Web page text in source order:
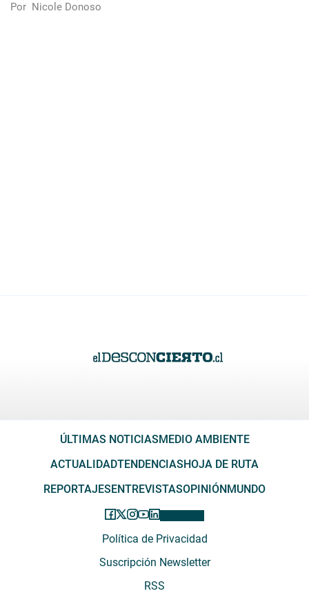
Por Nicole Donoso
ÚLTIMAS NOTICIAS MEDIO AMBIENTE
ACTUALIDADTENDENCIAS HOJA DE RUTA
REPORTAJES ENTREVISTASOPINIÓN MUNDO
Política de Privacidad
Suscripción Newsletter
RSS